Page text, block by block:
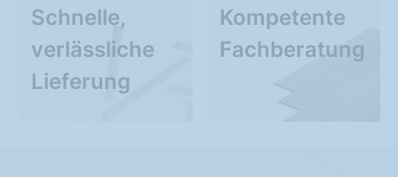
Schnelle,
verlässliche
Lieferung
Kompetente
Fachberatung